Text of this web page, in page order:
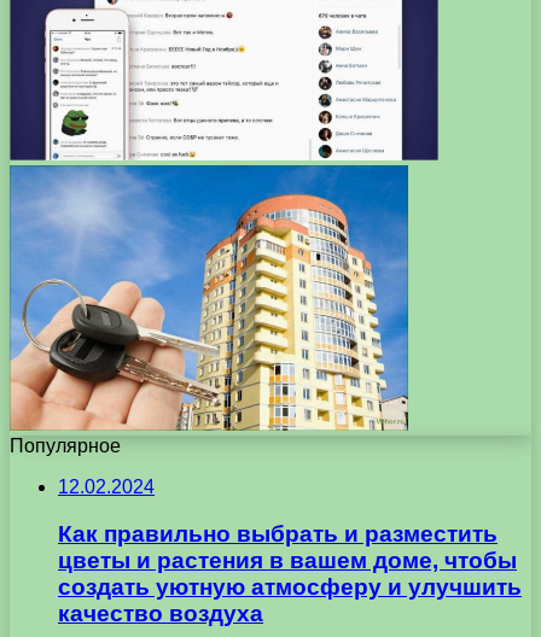
Популярное
12.02.2024
Как правильно выбрать и разместить
цветы и растения в вашем доме, чтобы
создать уютную атмосферу и улучшить
качество воздуха